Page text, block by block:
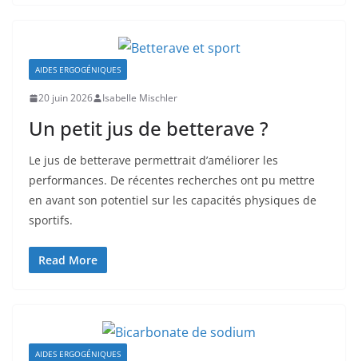
AIDES ERGOGÉNIQUES
20 juin 2026 Isabelle Mischler
Un petit jus de betterave ?
Le jus de betterave permettrait d’améliorer les
performances. De récentes recherches ont pu mettre
en avant son potentiel sur les capacités physiques de
sportifs.
Read More
AIDES ERGOGÉNIQUES